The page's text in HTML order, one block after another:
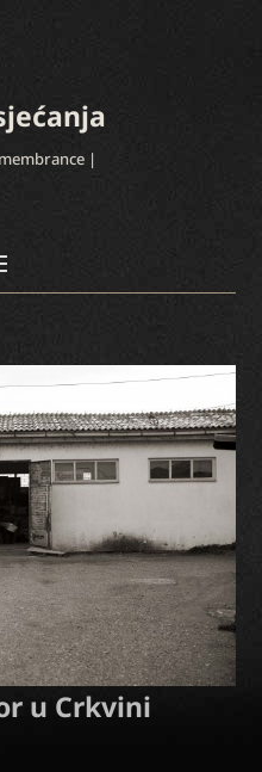
|
u Crkvini